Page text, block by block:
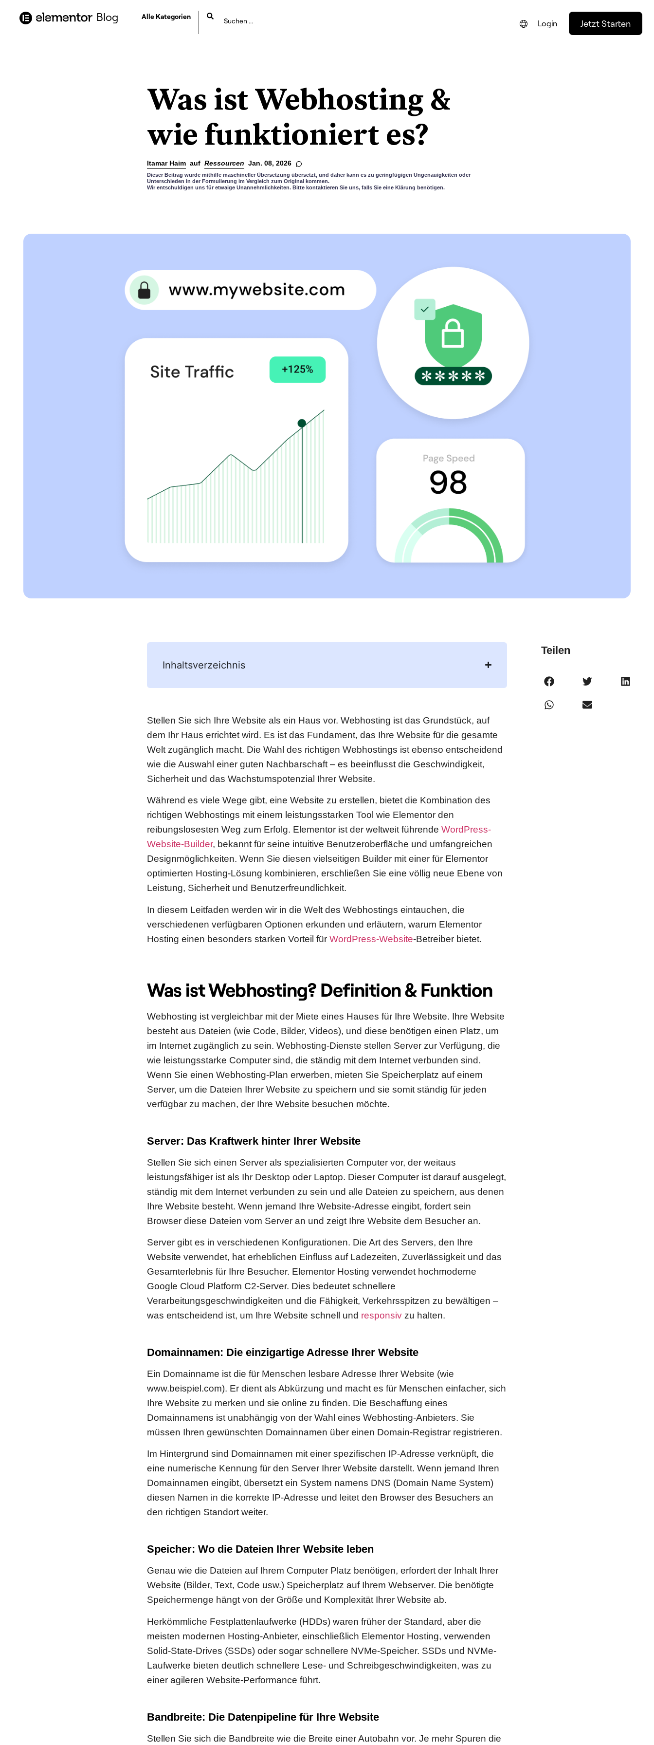
springen
Blog Alle Kategorien
Login Jetzt Starten
Was ist Webhosting &
wie funktioniert es?
Itamar Haim auf Ressourcen Jan. 08, 2026
Dieser Beitrag wurde mithilfe maschineller Übersetzung übersetzt, und daher kann es zu geringfügigen Ungenauigkeiten oder
Unterschieden in der Formulierung im Vergleich zum Original kommen.
Wir entschuldigen uns für etwaige Unannehmlichkeiten. Bitte kontaktieren Sie uns, falls Sie eine Klärung benötigen.
Inhaltsverzeichnis
Stellen Sie sich Ihre Website als ein Haus vor. Webhosting ist das Grundstück, auf
dem Ihr Haus errichtet wird. Es ist das Fundament, das Ihre Website für die gesamte
Welt zugänglich macht. Die Wahl des richtigen Webhostings ist ebenso entscheidend
wie die Auswahl einer guten Nachbarschaft – es beeinflusst die Geschwindigkeit,
Sicherheit und das Wachstumspotenzial Ihrer Website.
Während es viele Wege gibt, eine Website zu erstellen, bietet die Kombination des
richtigen Webhostings mit einem leistungsstarken Tool wie Elementor den
reibungslosesten Weg zum Erfolg. Elementor ist der weltweit führende WordPress-
Website-Builder, bekannt für seine intuitive Benutzeroberfläche und umfangreichen
Designmöglichkeiten. Wenn Sie diesen vielseitigen Builder mit einer für Elementor
optimierten Hosting-Lösung kombinieren, erschließen Sie eine völlig neue Ebene von
Leistung, Sicherheit und Benutzerfreundlichkeit.
In diesem Leitfaden werden wir in die Welt des Webhostings eintauchen, die
verschiedenen verfügbaren Optionen erkunden und erläutern, warum Elementor
Hosting einen besonders starken Vorteil für WordPress-Website-Betreiber bietet.
Was ist Webhosting? Definition & Funktion
Webhosting ist vergleichbar mit der Miete eines Hauses für Ihre Website. Ihre Website
besteht aus Dateien (wie Code, Bilder, Videos), und diese benötigen einen Platz, um
im Internet zugänglich zu sein. Webhosting-Dienste stellen Server zur Verfügung, die
wie leistungsstarke Computer sind, die ständig mit dem Internet verbunden sind.
Wenn Sie einen Webhosting-Plan erwerben, mieten Sie Speicherplatz auf einem
Server, um die Dateien Ihrer Website zu speichern und sie somit ständig für jeden
verfügbar zu machen, der Ihre Website besuchen möchte.
Server: Das Kraftwerk hinter Ihrer Website
Stellen Sie sich einen Server als spezialisierten Computer vor, der weitaus
leistungsfähiger ist als Ihr Desktop oder Laptop. Dieser Computer ist darauf ausgelegt,
ständig mit dem Internet verbunden zu sein und alle Dateien zu speichern, aus denen
Ihre Website besteht. Wenn jemand Ihre Website-Adresse eingibt, fordert sein
Browser diese Dateien vom Server an und zeigt Ihre Website dem Besucher an.
Server gibt es in verschiedenen Konfigurationen. Die Art des Servers, den Ihre
Website verwendet, hat erheblichen Einfluss auf Ladezeiten, Zuverlässigkeit und das
Gesamterlebnis für Ihre Besucher. Elementor Hosting verwendet hochmoderne
Google Cloud Platform C2-Server. Dies bedeutet schnellere
Verarbeitungsgeschwindigkeiten und die Fähigkeit, Verkehrsspitzen zu bewältigen –
was entscheidend ist, um Ihre Website schnell und responsiv zu halten.
Domainnamen: Die einzigartige Adresse Ihrer Website
Ein Domainname ist die für Menschen lesbare Adresse Ihrer Website (wie
www.beispiel.com). Er dient als Abkürzung und macht es für Menschen einfacher, sich
Ihre Website zu merken und sie online zu finden. Die Beschaffung eines
Domainnamens ist unabhängig von der Wahl eines Webhosting-Anbieters. Sie
müssen Ihren gewünschten Domainnamen über einen Domain-Registrar registrieren.
Im Hintergrund sind Domainnamen mit einer spezifischen IP-Adresse verknüpft, die
eine numerische Kennung für den Server Ihrer Website darstellt. Wenn jemand Ihren
Domainnamen eingibt, übersetzt ein System namens DNS (Domain Name System)
diesen Namen in die korrekte IP-Adresse und leitet den Browser des Besuchers an
den richtigen Standort weiter.
Speicher: Wo die Dateien Ihrer Website leben
Genau wie die Dateien auf Ihrem Computer Platz benötigen, erfordert der Inhalt Ihrer
Website (Bilder, Text, Code usw.) Speicherplatz auf Ihrem Webserver. Die benötigte
Speichermenge hängt von der Größe und Komplexität Ihrer Website ab.
Herkömmliche Festplattenlaufwerke (HDDs) waren früher der Standard, aber die
meisten modernen Hosting-Anbieter, einschließlich Elementor Hosting, verwenden
Solid-State-Drives (SSDs) oder sogar schnellere NVMe-Speicher. SSDs und NVMe-
Laufwerke bieten deutlich schnellere Lese- und Schreibgeschwindigkeiten, was zu
einer agileren Website-Performance führt.
Bandbreite: Die Datenpipeline für Ihre Website
Stellen Sie sich die Bandbreite wie die Breite einer Autobahn vor. Je mehr Spuren die
Teilen